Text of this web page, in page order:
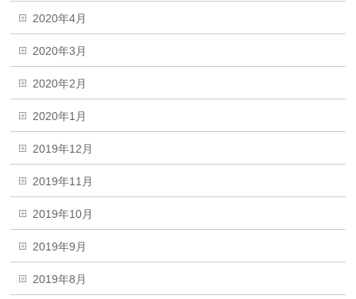
2020年4月
2020年3月
2020年2月
2020年1月
2019年12月
2019年11月
2019年10月
2019年9月
2019年8月